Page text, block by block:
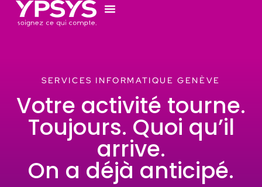
SERVICES INFORMATIQUE GENÈVE
Votre activité tourne.
Toujours. Quoi qu’il
arrive.
On a déjà anticipé.